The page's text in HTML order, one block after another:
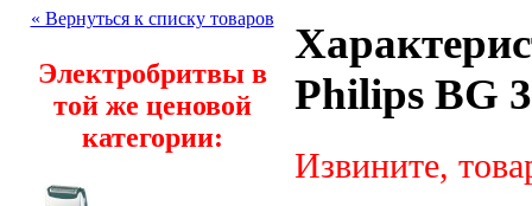
« Вернуться к списку товаров
Электробритвы в
той же ценовой
категории:
Philips BG
Извините,